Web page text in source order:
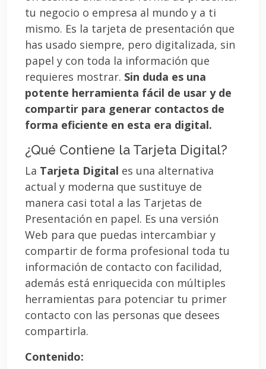
tu negocio o empresa al mundo y a ti
mismo. Es la tarjeta de presentación que
has usado siempre, pero digitalizada, sin
papel y con toda la información que
requieres mostrar. Sin duda es una
potente herramienta fácil de usar y de
compartir para generar contactos de
forma eficiente en esta era digital.
¿Qué Contiene la Tarjeta Digital?
La Tarjeta Digital es una alternativa
actual y moderna que sustituye de
manera casi total a las Tarjetas de
Presentación en papel. Es una versión
Web para que puedas intercambiar y
compartir de forma profesional toda tu
información de contacto con facilidad,
además está enriquecida con múltiples
herramientas para potenciar tu primer
contacto con las personas que desees
compartirla.
Contenido: